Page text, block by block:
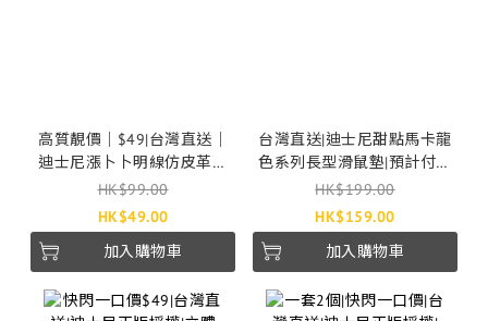
高質靚價｜$49|台灣直送｜
迪士尼漲卜卜明線仿皮革鎖
匙圈｜情侶禮物｜付款後3-7
個工作天發貨
HK$99.00
HK$49.00
加入購物車
台灣直送|迪士尼甜點馬卡龍
色系列長型滑鼠墊|預計付款
後7-21個工作天發貨
HK$199.00
HK$159.00
加入購物車